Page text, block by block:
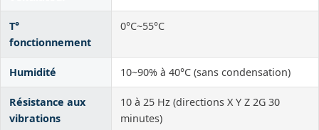
T°
fonctionnement
0°C~55°C
Humidité 10~90% à 40°C (sans condensation)
Résistance aux
vibrations
10 à 25 Hz (directions X Y Z 2G 30
minutes)